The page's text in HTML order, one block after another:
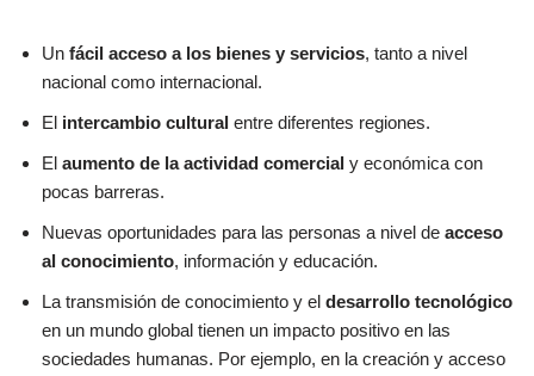
Un fácil acceso a los bienes y servicios, tanto a nivel
nacional como internacional.
El intercambio cultural entre diferentes regiones.
El aumento de la actividad comercial y económica con
pocas barreras.
Nuevas oportunidades para las personas a nivel de acceso
al conocimiento, información y educación.
La transmisión de conocimiento y el desarrollo tecnológico
en un mundo global tienen un impacto positivo en las
sociedades humanas. Por ejemplo, en la creación y acceso